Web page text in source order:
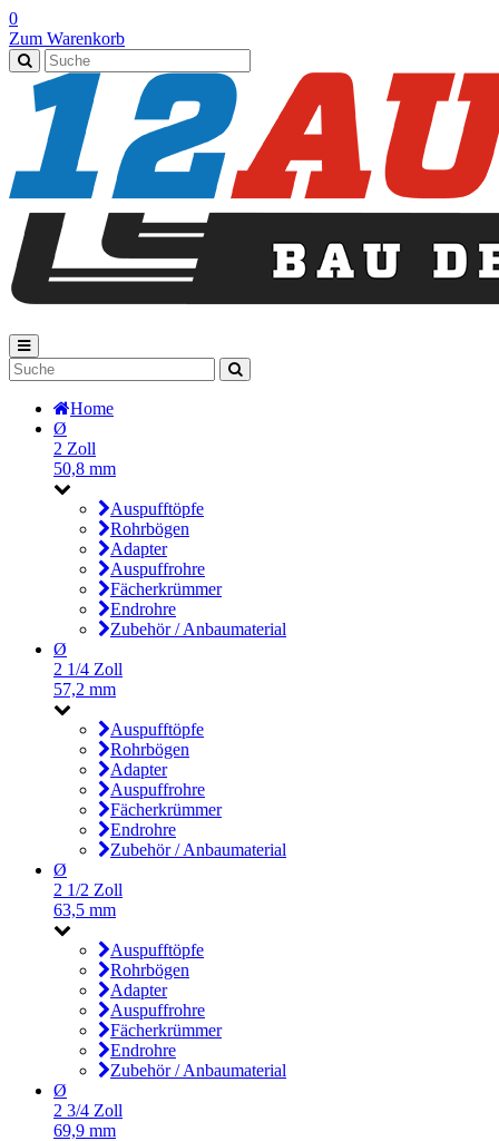
0
Zum Warenkorb
Home
Ø
2 Zoll
50,8 mm
Auspufftöpfe
Rohrbögen
Adapter
Auspuffrohre
Fächerkrümmer
Endrohre
Zubehör / Anbaumaterial
Ø
2 1/4 Zoll
57,2 mm
Auspufftöpfe
Rohrbögen
Adapter
Auspuffrohre
Fächerkrümmer
Endrohre
Zubehör / Anbaumaterial
Ø
2 1/2 Zoll
63,5 mm
Auspufftöpfe
Rohrbögen
Adapter
Auspuffrohre
Fächerkrümmer
Endrohre
Zubehör / Anbaumaterial
Ø
2 3/4 Zoll
69,9 mm